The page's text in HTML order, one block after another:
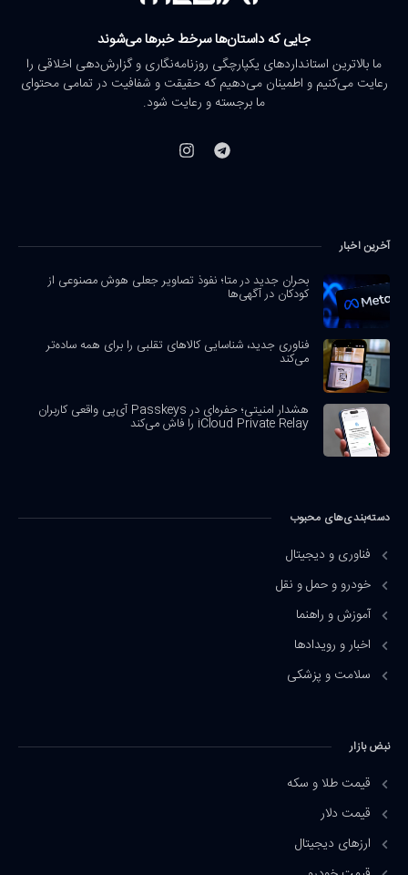
جایی که داستان‌ها سرخط خبرها می‌شوند
ما بالاترین استانداردهای یکپارچگی روزنامه‌نگاری و گزارش‌دهی اخلاقی را
رعایت می‌کنیم و اطمینان می‌دهیم که حقیقت و شفافیت در تمامی محتوای
ما برجسته و رعایت شود.
آخرین اخبار
بحران جدید در متا؛ نفوذ تصاویر جعلی هوش مصنوعی از
کودکان در آگهی‌ها
فناوری جدید، شناسایی کالاهای تقلبی را برای همه ساده‌تر
می‌کند
هشدار امنیتی؛ حفره‌ای در Passkeys آی‌پی واقعی کاربران
iCloud Private Relay را فاش می‌کند
دسته‌بندی‌های محبوب
فناوری و دیجیتال
خودرو و حمل و نقل
آموزش و راهنما
اخبار و رویدادها
سلامت و پزشکی
نبض بازار
قیمت طلا و سکه
قیمت دلار
ارزهای دیجیتال